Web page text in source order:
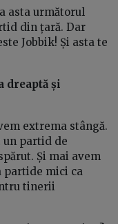
asta următorul
din țară. Dar
Jobbik! Și asta te
dreaptă și
extrema stângă.
un partid de
Și mai avem
partide mici ca
tinerii